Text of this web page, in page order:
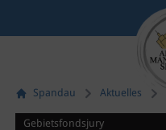
Spandau Aktuelles
Gebietsfondsjury